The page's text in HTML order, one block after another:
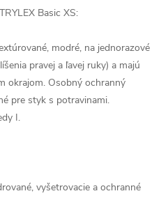
Basic XS:
modré, na jednorazové
pravej a ľavej ruky) a majú
okrajom. Osobný ochranný
pre styk s potravinami.
I.
vyšetrovacie a ochranné